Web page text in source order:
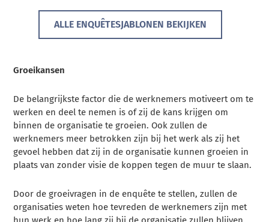
ALLE ENQUÊTESJABLONEN BEKIJKEN
Groeikansen
De belangrijkste factor die de werknemers motiveert om te
werken en deel te nemen is of zij de kans krijgen om
binnen de organisatie te groeien. Ook zullen de
werknemers meer betrokken zijn bij het werk als zij het
gevoel hebben dat zij in de organisatie kunnen groeien in
plaats van zonder visie de koppen tegen de muur te slaan.
Door de groeivragen in de enquête te stellen, zullen de
organisaties weten hoe tevreden de werknemers zijn met